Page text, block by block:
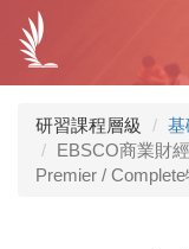
內
研習課程層級
基
EBSCO商業財
Premier /